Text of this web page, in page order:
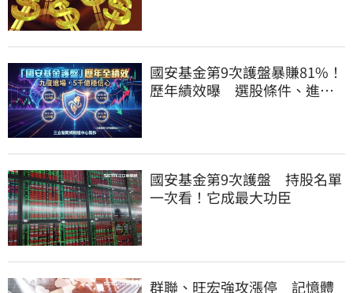
國安基金第9次護盤暴賺81%！
歷年績效曝 選股條件、進場
國安基金第9次護盤 持股名單
一次看！它成最大功臣
群聯、旺宏強攻漲停 記憶體